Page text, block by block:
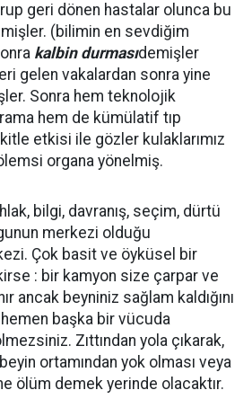
geri dönen hastalar olunca bu
(bilimin en sevdiğim
kalbin durmasıdemişler
gelen vakalardan sonra yine
Sonra hem teknolojik
hem de kümülatif tıp
etkisi ile gözler kulaklarımız
organa yönelmiş.
bilgi, davranış, seçim, dürtü
merkezi olduğu
Çok basit ve öyküsel bir
: bir kamyon size çarpar ve
ancak beyniniz sağlam kaldığını
hemen başka bir vücuda
Zıttından yola çıkarak,
ortamından yok olması veya
ölüm demek yerinde olacaktır.